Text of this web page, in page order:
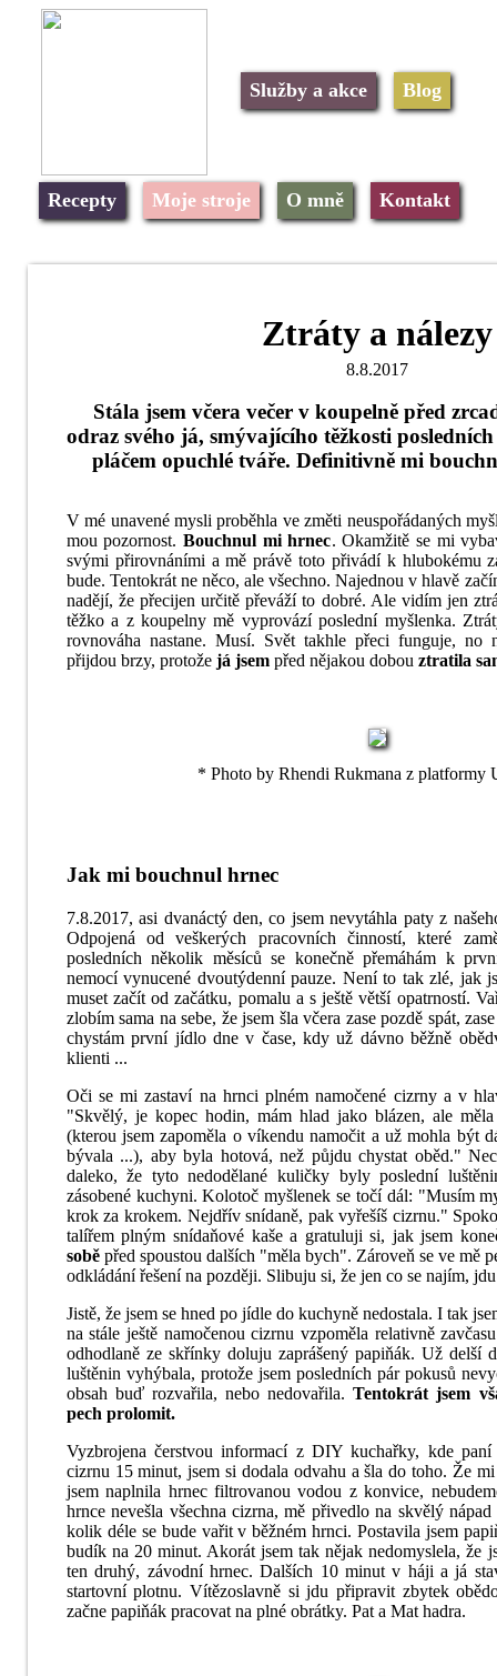
Služby a akce Blog
Recepty Moje stroje O mně Kontakt
Ztráty a nálezy
8.8.2017
Stála jsem včera večer v koupelně před
odraz svého já, smývajícího těžkosti
pláčem opuchlé tváře. Definitivně mi
V mé unavené mysli proběhla ve změti neuspořádaných
mou pozornost.Bouchnul mi hrnec. Okamžitě se mi
svými přirovnáními a mě právě toto přivádí k hlubokému
bude. Tentokrát ne něco, ale všechno. Najednou v hlavě
nadějí, že přecijen určitě převáží to dobré. Ale vidím jen
těžko a z koupelny mě vyprovází poslední myšlenka.
rovnováha nastane. Musí. Svět takhle přeci funguje, no
přijdou brzy, protože já jsempřed nějakou dobou ztratila
* Photo by Rhendi Rukmana z platformy
Jak mi bouchnul hrnec
7.8.2017, asi dvanáctý den, co jsem nevytáhla paty z
Odpojená od veškerých pracovních činností, které
posledních několik měsíců se konečně přemáhám k
nemocí vynucené dvoutýdenní pauze. Není to tak zlé, jak
muset začít od začátku, pomalu a s ještě větší opatrností.
zlobím sama na sebe, že jsem šla včera zase pozdě spát,
chystám první jídlo dne v čase, kdy už dávno běžně
klienti ...
Oči se mi zastaví na hrnci plném namočené cizrny a v
"Skvělý, je kopec hodin, mám hlad jako blázen, ale
(kterou jsem zapoměla o víkendu namočit a už mohla být
bývala ...), aby byla hotová, než půjdu chystat oběd."
daleko, že tyto nedodělané kuličky byly poslední
zásobené kuchyni. Kolotoč myšlenek se točí dál: "Musím
krok za krokem. Nejdřív snídaně, pak vyřešíš cizrnu."
talířem plným snídaňové kaše a gratuluji si, jak jsem
soběpřed spoustou dalších "měla bych". Zároveň se ve mě
odkládání řešení na později. Slibuju si, že jen co se najím,
Jistě, že jsem se hned po jídle do kuchyně nedostala. I tak
na stále ještě namočenou cizrnu vzpoměla relativně
odhodlaně ze skřínky doluju zaprášený papiňák. Už delší
luštěnin vyhýbala, protože jsem posledních pár pokusů
obsah buď rozvařila, nebo nedovařila.Tentokrát jsem
pech prolomit.
Vyzbrojena čerstvou informací z DIY kuchařky, kde
cizrnu 15 minut, jsem si dodala odvahu a šla do toho. Že
jsem naplnila hrnec filtrovanou vodou z konvice,
hrnce nevešla všechna cizrna, mě přivedlo na skvělý
kolik déle se bude vařit v běžném hrnci. Postavila jsem
budík na 20 minut. Akorát jsem tak nějak nedomyslela, že
ten druhý, závodní hrnec. Dalších 10 minut v háji a já
startovní plotnu. Vítězoslavně si jdu připravit zbytek
začne papiňák pracovat na plné obrátky. Pat a Mat hadra.